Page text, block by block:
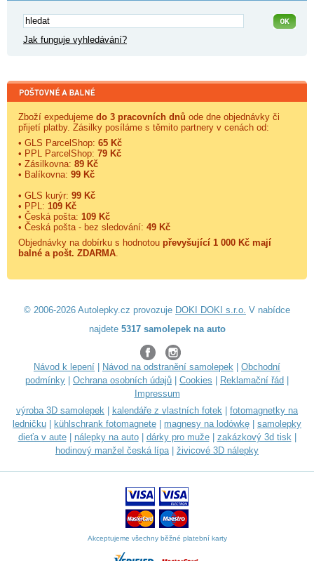
Jak funguje vyhledávání?
Zboží expedujeme do 3 pracovních dnů ode dne objednávky či
přijetí platby. Zásilky posíláme s těmito partnery v cenách od:
• GLS ParcelShop: 65 Kč
• PPL ParcelShop: 79 Kč
• Zásilkovna: 89 Kč
• Balíkovna: 99 Kč
• GLS kurýr: 99 Kč
• PPL: 109 Kč
• Česká pošta: 109 Kč
• Česká pošta - bez sledování: 49 Kč
Objednávky na dobírku s hodnotou převyšující 1 000 Kč mají
balné a pošt. ZDARMA
© 2006-2026 Autolepky.cz provozuje DOKI DOKI s.r.o. V nabídce
najdete 5317 samolepek na auto
Návod k lepení Návod na odstranění samolepek
Obchodní
podmínky
Ochrana osobních údajů Cookies Reklamační řád
Impressum
výroba 3D samolepek
kalendáře z vlastních fotek
fotomagnetky na
ledničku
kühlschrank fotomagnete magnesy na lodówkę
samolepky
dieťa v aute| nálepky na auto| dárky pro muže| zakázkový 3d tisk|
hodinový manžel česká lípa| živicové 3D nálepky
Akceptujeme všechny běžné platební karty